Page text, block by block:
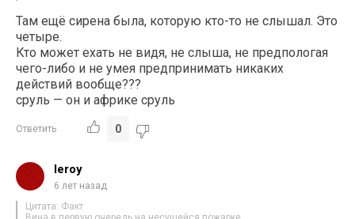
Там ещё сирена была, которую кто-то не слышал. Это
четыре.
Кто может ехать не видя, не слыша, не предпологая
чего-либо и не умея предпринимать никаких
действий вообще???
сруль — он и африке сруль
Ответить 0
leroy
6 лет назад
Цитата: Факт